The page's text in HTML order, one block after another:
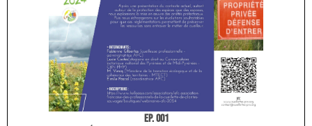
Ep. 001